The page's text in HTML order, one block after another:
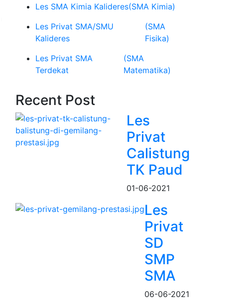
Les SMA Kimia Kalideres(SMA Kimia)
Les Privat SMA/SMU
Kalideres
(SMA
Fisika)
Les Privat SMA
Terdekat
(SMA
Matematika)
Recent Post
Les
Privat
Calistung
TK Paud
01-06-2021
Les
Privat
SD
SMP
SMA
06-06-2021